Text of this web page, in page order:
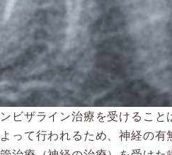
ビザライン治療を受けること
って行われるため、神経の有